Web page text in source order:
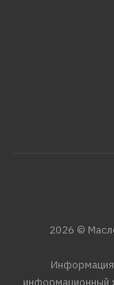
2026 ©
Информация
информационный